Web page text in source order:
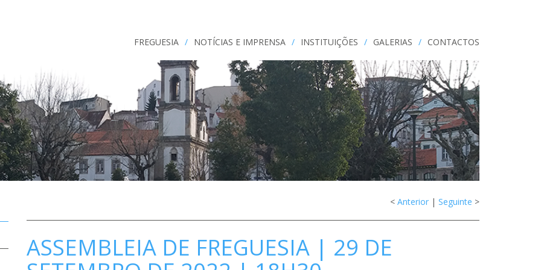
FREGUESIA / NOTÍCIAS E IMPRENSA / INSTITUIÇÕES / GALERIAS / CONTACTOS
< Anterior | Seguinte >
ASSEMBLEIA DE FREGUESIA | 29 DE